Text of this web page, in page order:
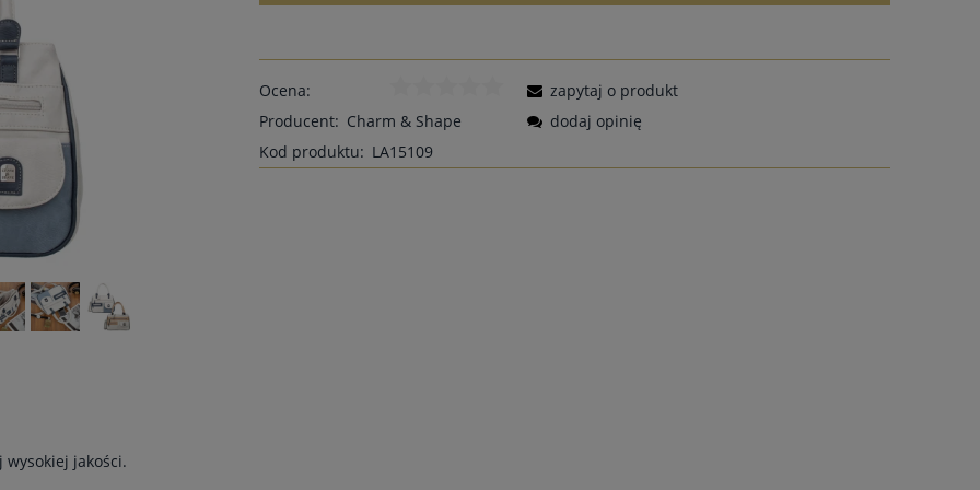
Ocena:
Producent: Charm & Shape
Kod produktu: LA15109
zapytaj o produkt
dodaj opinię
wysokiej jakości.